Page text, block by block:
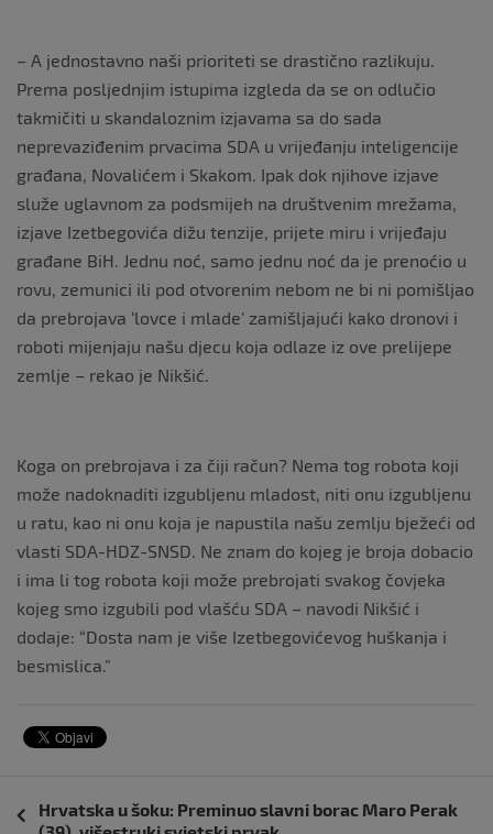
– A jednostavno naši prioriteti se drastično razlikuju.
Prema posljednjim istupima izgleda da se on odlučio
takmičiti u skandaloznim izjavama sa do sada
neprevaziđenim prvacima SDA u vrijeđanju inteligencije
građana, Novalićem i Skakom. Ipak dok njihove izjave
služe uglavnom za podsmijeh na društvenim mrežama,
izjave Izetbegovića dižu tenzije, prijete miru i vrijeđaju
građane BiH. Jednu noć, samo jednu noć da je prenoćio u
rovu, zemunici ili pod otvorenim nebom ne bi ni pomišljao
da prebrojava ‘lovce i mlade’ zamišljajući kako dronovi i
roboti mijenjaju našu djecu koja odlaze iz ove prelijepe
zemlje – rekao je Nikšić.
Koga on prebrojava i za čiji račun? Nema tog robota koji
može nadoknaditi izgubljenu mladost, niti onu izgubljenu
u ratu, kao ni onu koja je napustila našu zemlju bježeći od
vlasti SDA-HDZ-SNSD. Ne znam do kojeg je broja dobacio
i ima li tog robota koji može prebrojati svakog čovjeka
kojeg smo izgubili pod vlašću SDA – navodi Nikšić i
dodaje: “Dosta nam je više Izetbegovićevog huškanja i
besmislica.”
Hrvatska u šoku: Preminuo slavni borac Maro Perak